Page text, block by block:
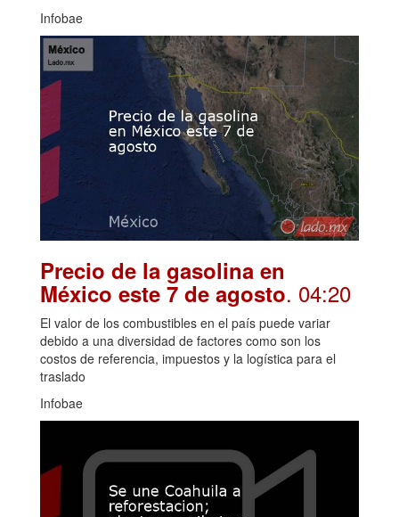
Infobae
Precio de la gasolina en
México este 7 de agosto. 04:20
El valor de los combustibles en el país puede variar
debido a una diversidad de factores como son los
costos de referencia, impuestos y la logística para el
traslado
Infobae